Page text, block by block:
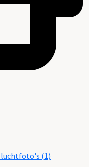
luchtfoto's (1)